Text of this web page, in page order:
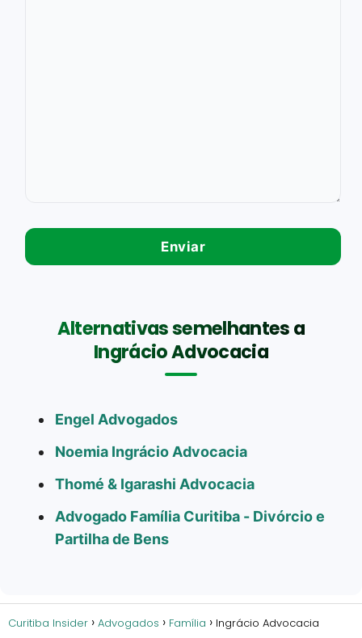
Alternativas semelhantes a
Ingrácio Advocacia
Engel Advogados
Noemia Ingrácio Advocacia
Thomé & Igarashi Advocacia
Advogado Família Curitiba - Divórcio e
Partilha de Bens
Curitiba Insider Advogados Família Ingrácio Advocacia